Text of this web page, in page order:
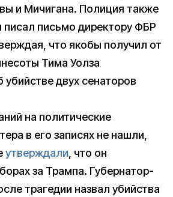
и Мичигана. Полиция также
писал письмо директору ФБР
что якобы получил от
Тима Уолза
двух сенаторов
на политические
в его записях не нашли,
утверждали, что он
за Трампа. Губернатор-
трагедии назвал убийства